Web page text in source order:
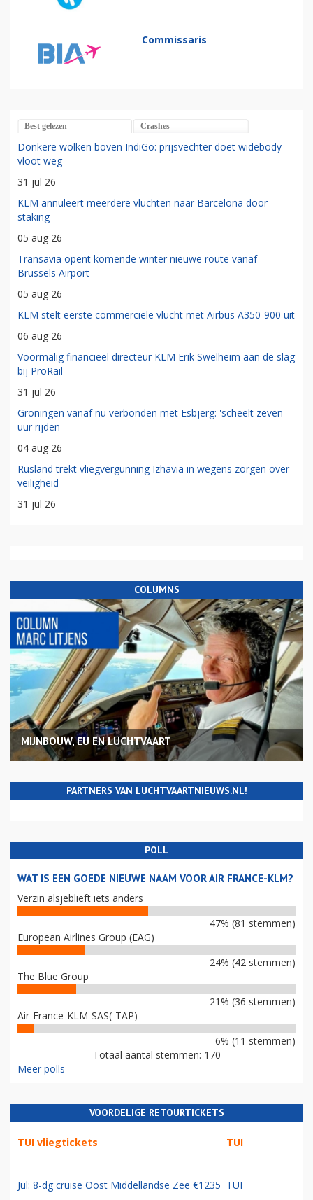
Commissaris
Best gelezen Crashes
Donkere wolken boven IndiGo: prijsvechter doet widebody-
vloot weg
31 jul 26
KLM annuleert meerdere vluchten naar Barcelona door
staking
05 aug 26
Transavia opent komende winter nieuwe route vanaf
Brussels Airport
05 aug 26
KLM stelt eerste commerciële vlucht met Airbus A350-900 uit
06 aug 26
Voormalig financieel directeur KLM Erik Swelheim aan de slag
bij ProRail
31 jul 26
Groningen vanaf nu verbonden met Esbjerg: 'scheelt zeven
uur rijden'
04 aug 26
Rusland trekt vliegvergunning Izhavia in wegens zorgen over
veiligheid
31 jul 26
COLUMNS
MIJNBOUW, EU EN LUCHTVAART
PARTNERS VAN LUCHTVAARTNIEUWS.NL!
POLL
WAT IS EEN GOEDE NIEUWE NAAM VOOR AIR FRANCE-KLM?
Verzin alsjeblieft iets anders
47% (81 stemmen)
European Airlines Group (EAG)
24% (42 stemmen)
The Blue Group
21% (36 stemmen)
Air-France-KLM-SAS(-TAP)
6% (11 stemmen)
Totaal aantal stemmen: 170
Meer polls
VOORDELIGE RETOURTICKETS
TUI vliegtickets TUI
Jul: 8-dg cruise Oost Middellandse Zee €1235 TUI